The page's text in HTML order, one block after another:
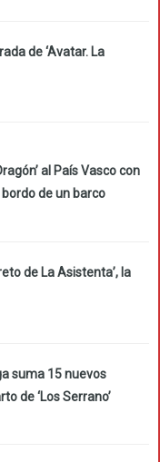
de ‘Avatar. La
al País Vasco con
de un barco
de La Asistenta’, la
suma 15 nuevos
de ‘Los Serrano’